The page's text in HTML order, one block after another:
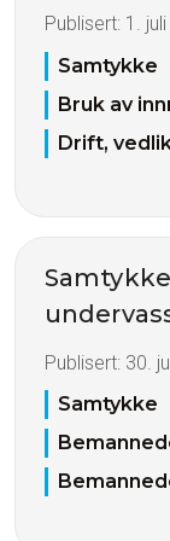
Publisert: 1.
Samtykke
Bruk av
Drift,
Publisert: 30.
Samtykke